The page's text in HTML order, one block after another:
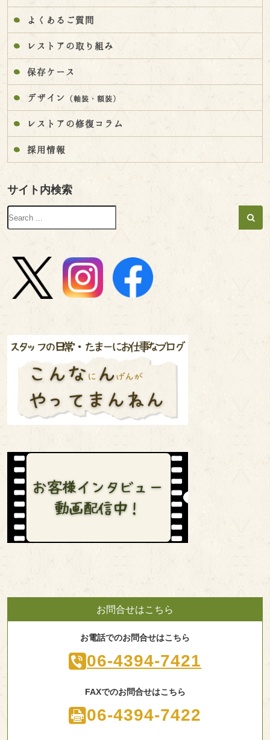
よくあるご質問
レストアの取り組み
保存ケース
デザイン （軸装・額装）
レストアの修復コラム
採用情報
サイト内検索
お問合せはこちら
お電話でのお問合せはこちら
06-4394-7421
FAXでのお問合せはこちら
06-4394-7422